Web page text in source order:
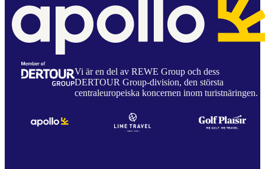
Vi är en del av REWE Group och dess
DERTOUR Group-division, den största
centraleuropeiska koncernen inom turistnäringen.